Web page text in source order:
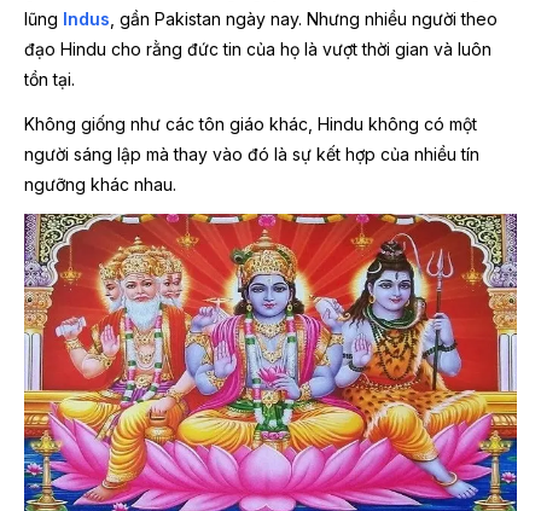
lũng Indus , gần Pakistan ngày nay. Nhưng nhiều người theo
đạo Hindu cho rằng đức tin của họ là vượt thời gian và luôn
tồn tại.
Không giống như các tôn giáo khác, Hindu không có một
người sáng lập mà thay vào đó là sự kết hợp của nhiều tín
ngưỡng khác nhau.